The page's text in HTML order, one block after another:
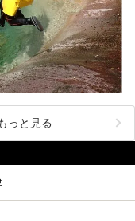
っと見る